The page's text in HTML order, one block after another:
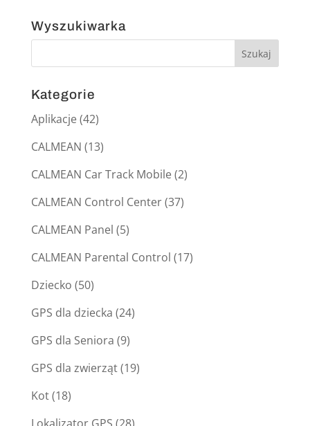
Wyszukiwarka
Kategorie
Aplikacje(42)
CALMEAN (13)
CALMEAN Car Track Mobile(2)
CALMEAN Control Center(37)
CALMEAN Panel (5)
CALMEAN Parental Control (17)
Dziecko (50)
GPS dla dziecka (24)
GPS dla Seniora (9)
GPS dla zwierząt(19)
Kot(18)